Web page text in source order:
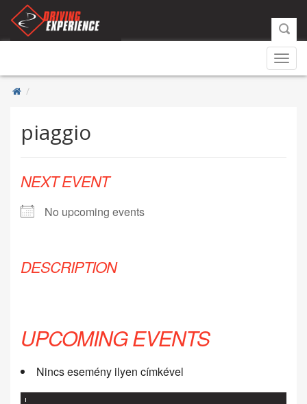
piaggio
NEXT EVENT
No upcoming events
DESCRIPTION
UPCOMING EVENTS
Nincs esemény ilyen címkével